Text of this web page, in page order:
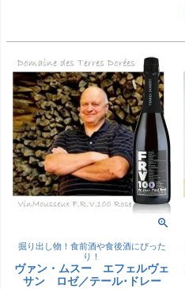
掘り出し物！食前酒や食後酒にぴった
り！
ヴァン・ムスー エフェルヴェ
サン ロゼ／テール･ドレー